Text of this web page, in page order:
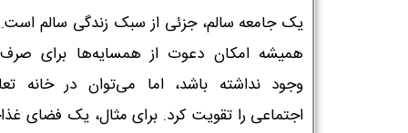
یک جامعه سالم، جزئی از سبک زندگی سالم
همیشه امکان دعوت از همسایه‌ها برای
وجود نداشته باشد، اما می‌توان در خانه
اجتماعی را تقویت کرد. برای مثال، یک فضای